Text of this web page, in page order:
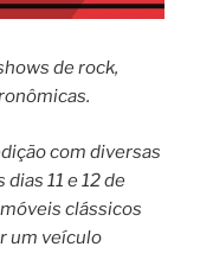
de rock,
com diversas
11 e 12 de
clássicos
um veículo